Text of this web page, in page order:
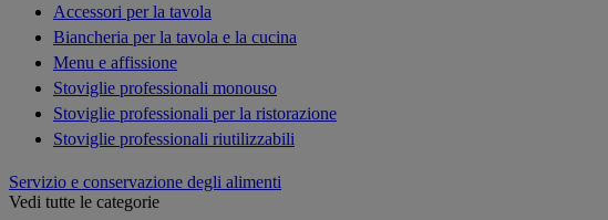
Accessori per la tavola
Biancheria per la tavola e la cucina
Menu e affissione
Stoviglie professionali monouso
Stoviglie professionali per la ristorazione
Stoviglie professionali riutilizzabili
Servizio e conservazione degli alimenti
Vedi tutte le categorie